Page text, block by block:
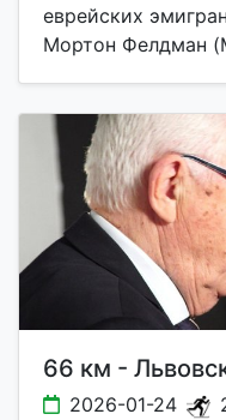
еврейских
Мортон Фелдман
66 км -
2026-01-24